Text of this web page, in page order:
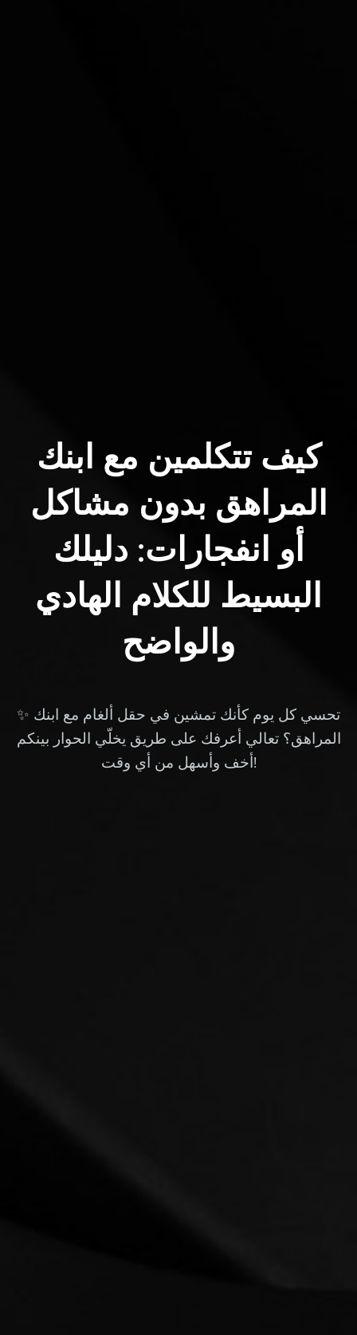
كيف تتكلمين مع ابنك
المراهق بدون مشاكل
أو انفجارات: دليلك
البسيط للكلام الهادي
والواضح
✨ تحسي كل يوم كأنك تمشين في حقل ألغام مع ابنك
المراهق؟ تعالي أعرفك على طريق يخلّي الحوار بينكم
أخف وأسهل من أي وقت!